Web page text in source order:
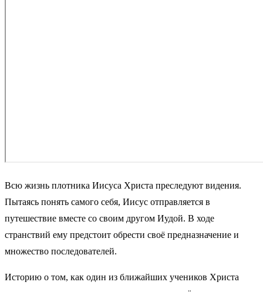
Всю жизнь плотника Иисуса Христа преследуют видения.
Пытаясь понять самого себя, Иисус отправляется в
путешествие вместе со своим другом Иудой. В ходе
странствий ему предстоит обрести своё предназначение и
множество последователей.
Историю о том, как один из ближайших учеников Христа